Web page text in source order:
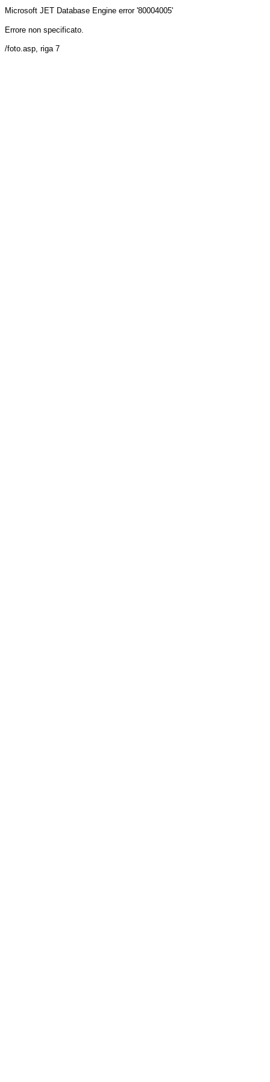
Microsoft JET Database Engine error '80004005'
Errore non specificato.
/foto.asp, riga 7